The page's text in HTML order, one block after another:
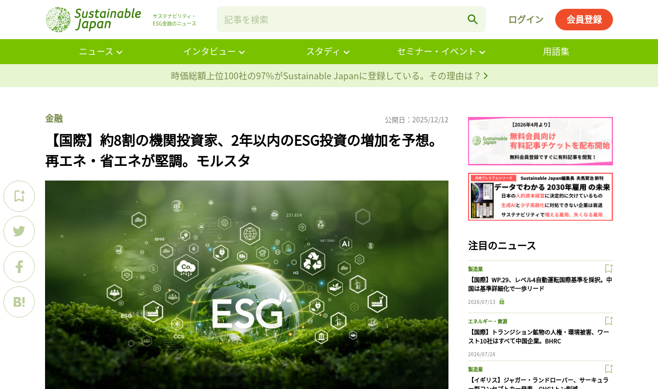
サステナビリティ・
ESG金融のニュース
ログイン 会員登録
ニュース インタビュー スタディ セミナー・イベント
用語集
時価総額上位100社の97%がSustainable Japanに登録している。その理由は？
金融 公開日：2025/12/12
【国際】約8割の機関投資家、2年以内のESG投資の増加を予想。
再エネ・省エネが堅調。モルスタ
注目のニュース
製造業
【国際】WP.29、レベル4自動運転国際基準を採択。中
国は基準詳細化で一歩リード
2026/07/13
エネルギー・資源
【国際】トランジション鉱物の人権・環境被害、ワー
スト10社はすべて中国企業。BHRC
2026/07/28
製造業
【イギリス】ジャガー・ランドローバー、サーキュラ